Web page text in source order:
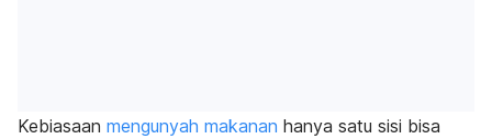
Kebiasaan mengunyah makanan hanya satu sisi bisa